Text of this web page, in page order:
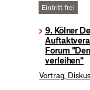
Eintritt frei
9. Kölner
Forum
verleihen"
Vortrag,